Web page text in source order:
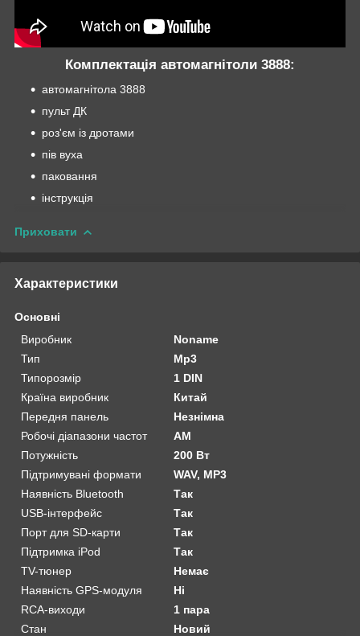
Комплектація автомагнітоли 3888:
автомагнітола 3888
пульт ДК
роз'єм із дротами
пів вуха
паковання
інструкція
Приховати
Характеристики
Основні
Виробник
Noname
Тип
Mp3
Типорозмір
1 DIN
Країна виробник
Китай
Передня панель
Незнімна
Робочі діапазони частот
AM
Потужність
200 Вт
Підтримувані формати
WAV, MP3
Наявність Bluetooth
Так
USB-інтерфейс
Так
Порт для SD-карти
Так
Підтримка iPod
Так
TV-тюнер
Немає
Наявність GPS-модуля
Ні
RCA-виходи
1 пара
Стан
Новий